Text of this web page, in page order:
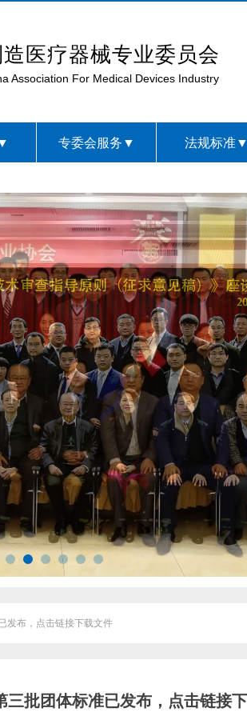
专委会服务▼ 法规标准▼
医疗器械专业委员会
Association For Medical Devices Industry
发布，点击链接下载文件
三批团体标准已发布，点击链接